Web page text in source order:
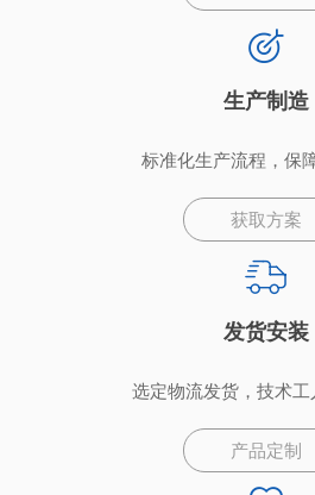
生产制造
标准化生产流程，保
获取方案
发货安装
选定物流发货，技术工
产品定制